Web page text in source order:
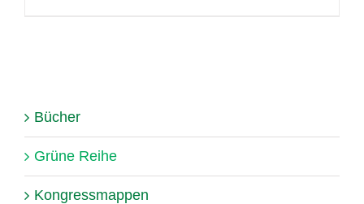
Bücher
Grüne Reihe
Kongressmappen